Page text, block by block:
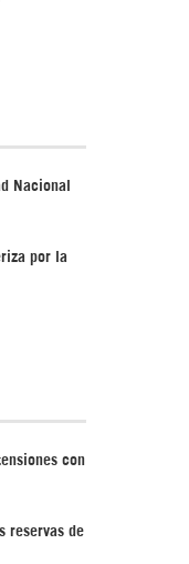
Nacional
por la
con
reservas de